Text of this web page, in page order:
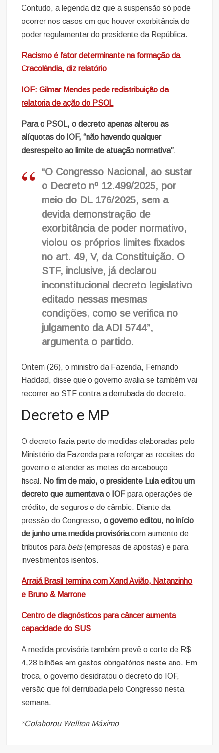
Contudo, a legenda diz que a suspensão só pode
ocorrer nos casos em que houver exorbitância do
poder regulamentar do presidente da República.
Racismo é fator determinante na formação da
Cracolândia, diz relatório
IOF: Gilmar Mendes pede redistribuição da
relatoria de ação do PSOL
Para o PSOL, o decreto apenas alterou as
alíquotas do IOF, “não havendo qualquer
desrespeito ao limite de atuação normativa”.
“O Congresso Nacional, ao sustar
o Decreto nº 12.499/2025, por
meio do DL 176/2025, sem a
devida demonstração de
exorbitância de poder normativo,
violou os próprios limites fixados
no art. 49, V, da Constituição. O
STF, inclusive, já declarou
inconstitucional decreto legislativo
editado nessas mesmas
condições, como se verifica no
julgamento da ADI 5744”,
argumenta o partido.
Ontem (26), o ministro da Fazenda, Fernando
Haddad, disse que o governo avalia se também vai
recorrer ao STF contra a derrubada do decreto.
Decreto e MP
O decreto fazia parte de medidas elaboradas pelo
Ministério da Fazenda para reforçar as receitas do
governo e atender às metas do arcabouço
fiscal. No fim de maio, o presidente Lula editou um
decreto que aumentava o IOFpara operações de
crédito, de seguros e de câmbio. Diante da
pressão do Congresso,o governo editou, no início
de junho umamedida provisóriacom aumento de
tributos para bets(empresas de apostas) e para
investimentos isentos.
Arraiá Brasil termina com Xand Avião, Natanzinho
e Bruno & Marrone
Centro de diagnósticos para câncer aumenta
capacidade do SUS
A medida provisória também prevê o corte de R$
4,28 bilhões em gastos obrigatórios neste ano. Em
troca, o governo desidratou o decreto do IOF,
versão que foi derrubada pelo Congresso nesta
semana.
*Colaborou Wellton Máximo